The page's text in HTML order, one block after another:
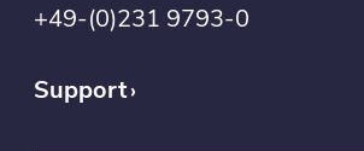
+49-(0)231 9793-0
Support